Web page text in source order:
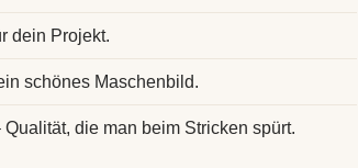
dein Projekt.
schönes Maschenbild.
die man beim Stricken spürt.